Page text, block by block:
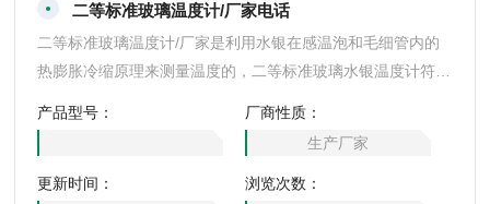
二等标准玻璃温度计/厂家电话
二等标准玻璃温度计/厂家是利用水银在感温泡和毛细管内的
热膨胀冷缩原理来测量温度的，二等标准玻璃水银温度计符合
差小等优点。可以用来检测效验其他一切非标温度计的准确
度。
产品型号：
厂商性质：
生产厂家
更新时间：
浏览次数：